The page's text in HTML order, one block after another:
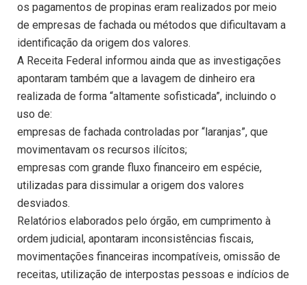
os pagamentos de propinas eram realizados por meio
de empresas de fachada ou métodos que dificultavam a
identificação da origem dos valores.
A Receita Federal informou ainda que as investigações
apontaram também que a lavagem de dinheiro era
realizada de forma “altamente sofisticada”, incluindo o
uso de:
empresas de fachada controladas por “laranjas”, que
movimentavam os recursos ilícitos;
empresas com grande fluxo financeiro em espécie,
utilizadas para dissimular a origem dos valores
desviados.
Relatórios elaborados pelo órgão, em cumprimento à
ordem judicial, apontaram inconsistências fiscais,
movimentações financeiras incompatíveis, omissão de
receitas, utilização de interpostas pessoas e indícios de